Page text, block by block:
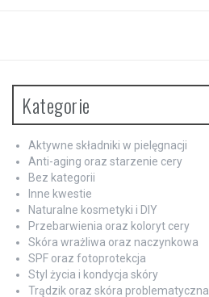
Kategorie
Aktywne składniki w pielęgnacji
Anti-aging oraz starzenie cery
Bez kategorii
Inne kwestie
Naturalne kosmetyki i DIY
Przebarwienia oraz koloryt cery
Skóra wrażliwa oraz naczynkowa
SPF oraz fotoprotekcja
Styl życia i kondycja skóry
Trądzik oraz skóra problematyczna